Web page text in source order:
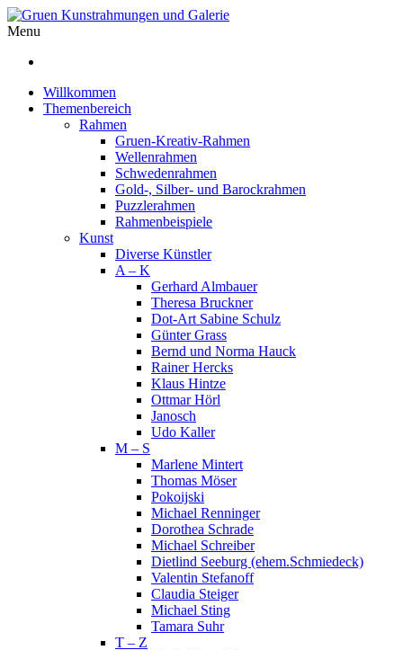
Menu
Willkommen
Themenbereich
Rahmen
Gruen-Kreativ-Rahmen
Wellenrahmen
Schwedenrahmen
Gold-, Silber- und Barockrahmen
Puzzlerahmen
Rahmenbeispiele
Kunst
Diverse Künstler
A – K
Gerhard Almbauer
Theresa Bruckner
Dot-Art Sabine Schulz
Günter Grass
Bernd und Norma Hauck
Rainer Hercks
Klaus Hintze
Ottmar Hörl
Janosch
Udo Kaller
M – S
Marlene Mintert
Thomas Möser
Pokoijski
Michael Renninger
Dorothea Schrade
Michael Schreiber
Dietlind Seeburg (ehem.Schmiedeck)
Valentin Stefanoff
Claudia Steiger
Michael Sting
Tamara Suhr
T – Z